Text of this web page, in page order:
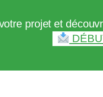
projet et